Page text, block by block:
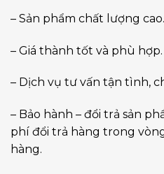
– Sản phẩm chất lượng cao.
– Giá thành tốt và phù hợp.
– Dịch vụ tư vấn tận tình,
– Bảo hành – đổi trả sản
phí đổi trả hàng trong
hàng.